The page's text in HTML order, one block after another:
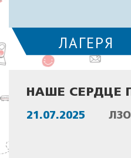
ЛАГЕРЯ
НАШЕ
21.07.2025